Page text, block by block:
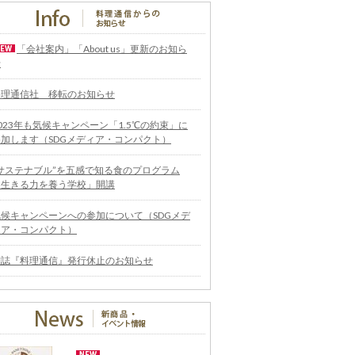
「会社案内」「About us」更新のお知ら
通信社 移転のお知らせ
年も気候キャンペーン「1.5℃の約束」に
します（SDGメディア・コンパクト）
ステナブル”を五感で知る食のプログラム
きる力を養う学校」開講
キャンペーンへの参加について（SDGメデ
・コンパクト）
『料理通信』発行休止のお知らせ